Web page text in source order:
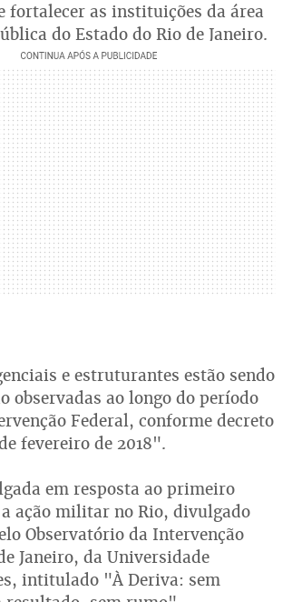
fortalecer as instituições da área
do Estado do Rio de Janeiro.
e estruturantes estão sendo
observadas ao longo do período
Federal, conforme decreto
fevereiro de 2018".
em resposta ao primeiro
ação militar no Rio, divulgado
Observatório da Intervenção
Janeiro, da Universidade
intitulado "À Deriva: sem